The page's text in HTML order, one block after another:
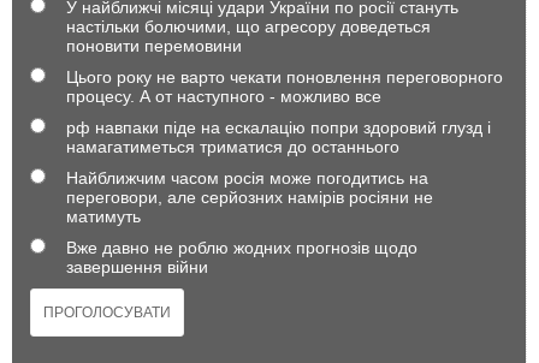
У найближчі місяці удари України по росії стануть
настільки болючими, що агресору доведеться
поновити перемовини
Цього року не варто чекати поновлення переговорного
процесу. А от наступного - можливо все
рф навпаки піде на ескалацію попри здоровий глузд і
намагатиметься триматися до останнього
Найближчим часом росія може погодитись на
переговори, але серйозних намірів росіяни не
матимуть
Вже давно не роблю жодних прогнозів щодо
завершення війни